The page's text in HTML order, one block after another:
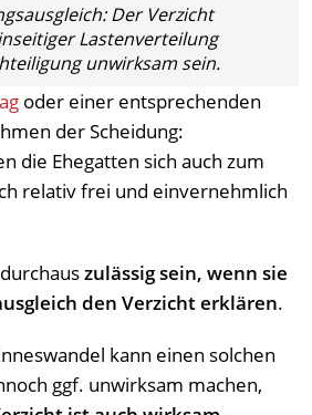
Der Verzicht
Lastenverteilung
unwirksam sein.
oder einer entsprechenden
der Scheidung:
die Ehegatten sich auch zum
relativ frei und einvernehmlich
zulässig sein, wenn sie
den Verzicht erklären.
kann einen solchen
ggf. unwirksam machen,